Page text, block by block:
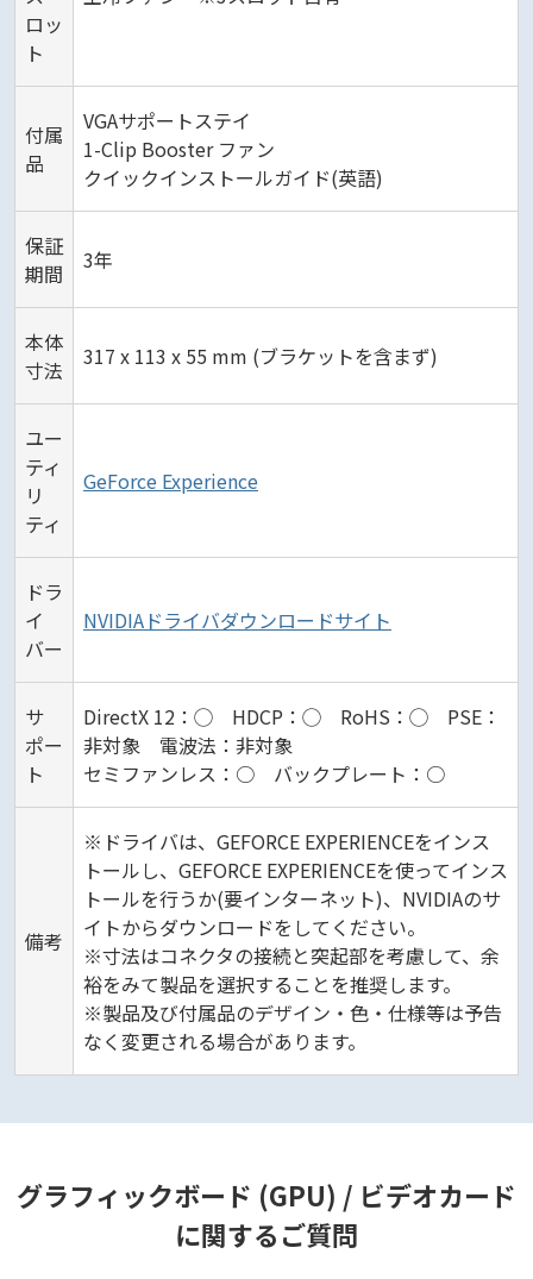
ロッ
ト
付属
品
VGAサポートステイ
1-Clip Booster ファン
クイックインストールガイド(英語)
保証
期間
3年
本体
寸法
317 x 113 x 55 mm (ブラケットを含まず)
ユー
ティ
リ
ティ
GeForce Experience
ドラ
イ
バー
NVIDIAドライバダウンロードサイト
サ
ポー
ト
DirectX 12：◯ HDCP：◯ RoHS：◯ PSE：
非対象 電波法：非対象
セミファンレス：○ バックプレート：○
備考
※ドライバは、GEFORCE EXPERIENCEをインス
トールし、GEFORCE EXPERIENCEを使ってインス
トールを行うか(要インターネット)、NVIDIAのサ
イトからダウンロードをしてください。
※寸法はコネクタの接続と突起部を考慮して、余
裕をみて製品を選択することを推奨します。
※製品及び付属品のデザイン・色・仕様等は予告
なく変更される場合があります。
グラフィックボード (GPU) / ビデオカード
に関するご質問